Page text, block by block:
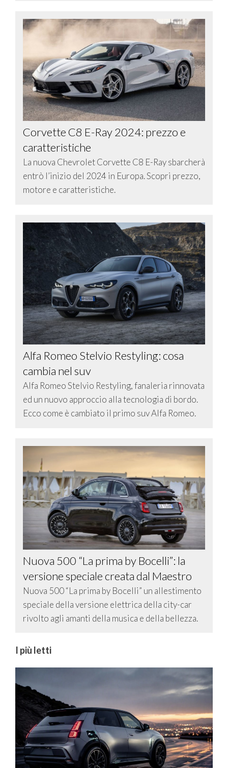
Corvette C8 E-Ray 2024: prezzo e
caratteristiche
La nuova Chevrolet Corvette C8 E-Ray sbarcherà
entrò l’inizio del 2024 in Europa. Scopri prezzo,
motore e caratteristiche.
Alfa Romeo Stelvio Restyling: cosa
cambia nel suv
Alfa Romeo Stelvio Restyling, fanaleria rinnovata
ed un nuovo approccio alla tecnologia di bordo.
Ecco come è cambiato il primo suv Alfa Romeo.
Nuova 500 “La prima by Bocelli”: la
versione speciale creata dal Maestro
Nuova 500 “La prima by Bocelli” un allestimento
speciale della versione elettrica della city-car
rivolto agli amanti della musica e della bellezza.
I più letti